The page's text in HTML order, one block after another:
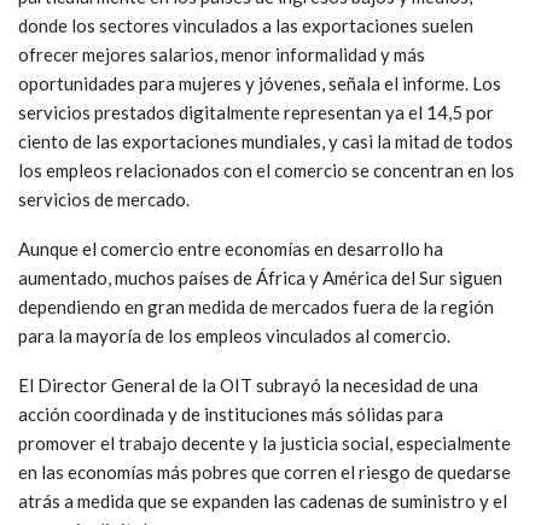
donde los sectores vinculados a las exportaciones suelen
ofrecer mejores salarios, menor informalidad y más
oportunidades para mujeres y jóvenes, señala el informe. Los
servicios prestados digitalmente representan ya el 14,5 por
ciento de las exportaciones mundiales, y casi la mitad de todos
los empleos relacionados con el comercio se concentran en los
servicios de mercado.
Aunque el comercio entre economías en desarrollo ha
aumentado, muchos países de África y América del Sur siguen
dependiendo en gran medida de mercados fuera de la región
para la mayoría de los empleos vinculados al comercio.
El Director General de la OIT subrayó la necesidad de una
acción coordinada y de instituciones más sólidas para
promover el trabajo decente y la justicia social, especialmente
en las economías más pobres que corren el riesgo de quedarse
atrás a medida que se expanden las cadenas de suministro y el